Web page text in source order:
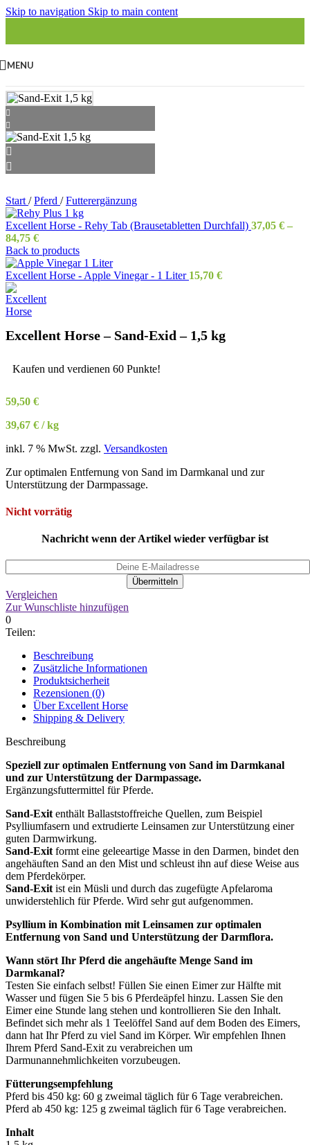
Skip to navigation Skip to main content
MENU
Start / Pferd / Futterergänzung
Excellent Horse - Rehy Tab (Brausetabletten Durchfall) 37,05 € –
84,75 €
Back to products
Excellent Horse - Apple Vinegar - 1 Liter 15,70 €
Excellent Horse – Sand-Exid – 1,5 kg
Kaufen und verdienen 60 Punkte!
59,50 €
39,67 € /kg
inkl. 7 % MwSt. zzgl. Versandkosten
Zur optimalen Entfernung von Sand im Darmkanal und zur
Unterstützung der Darmpassage.
Nicht vorrätig
Nachricht wenn der Artikel wieder verfügbar ist
Übermitteln
Vergleichen
Zur Wunschliste hinzufügen
0
Teilen:
Beschreibung
Zusätzliche Informationen
Produktsicherheit
Rezensionen (0)
Über Excellent Horse
Shipping & Delivery
Beschreibung
Speziell zur optimalen Entfernung von Sand im Darmkanal
und zur Unterstützung der Darmpassage.
Ergänzungsfuttermittel für Pferde.
Sand-Exit enthält Ballaststoffreiche Quellen, zum Beispiel
Psylliumfasern und extrudierte Leinsamen zur Unterstützung einer
guten Darmwirkung.
Sand-Exit formt eine geleeartige Masse in den Darmen, bindet den
angehäuften Sand an den Mist und schleust ihn auf diese Weise aus
dem Pferdekörper.
Sand-Exit ist ein Müsli und durch das zugefügte Apfelaroma
unwiderstehlich für Pferde. Wird sehr gut aufgenommen.
Psyllium in Kombination mit Leinsamen zur optimalen
Entfernung von Sand und Unterstützung der Darmflora.
Wann stört Ihr Pferd die angehäufte Menge Sand im
Darmkanal?
Testen Sie einfach selbst! Füllen Sie einen Eimer zur Hälfte mit
Wasser und fügen Sie 5 bis 6 Pferdeäpfel hinzu. Lassen Sie den
Eimer eine Stunde lang stehen und kontrollieren Sie den Inhalt.
Befindet sich mehr als 1 Teelöffel Sand auf dem Boden des Eimers,
dann hat Ihr Pferd zu viel Sand im Körper. Wir empfehlen Ihnen
Ihrem Pferd Sand-Exit zu verabreichen um
Darmunannehmlichkeiten vorzubeugen.
Fütterungsempfehlung
Pferd bis 450 kg: 60 g zweimal täglich für 6 Tage verabreichen.
Pferd ab 450 kg: 125 g zweimal täglich für 6 Tage verabreichen.
Inhalt